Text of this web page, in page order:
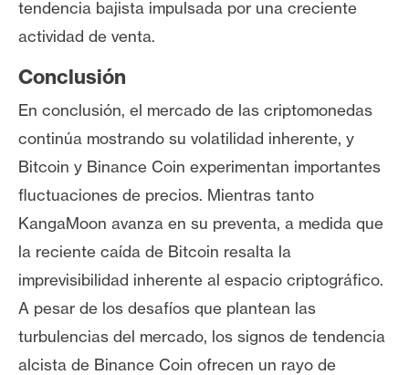
tendencia bajista impulsada por una creciente
actividad de venta.
Conclusión
En conclusión, el mercado de las criptomonedas
continúa mostrando su volatilidad inherente, y
Bitcoin y Binance Coin experimentan importantes
fluctuaciones de precios. Mientras tanto
KangaMoon avanza en su preventa, a medida que
la reciente caída de Bitcoin resalta la
imprevisibilidad inherente al espacio criptográfico.
A pesar de los desafíos que plantean las
turbulencias del mercado, los signos de tendencia
alcista de Binance Coin ofrecen un rayo de